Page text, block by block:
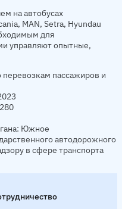
на автобусах
MAN, Setra, Hyundau
для
управляют опытные,
перевозкам пассажиров и
Южное
автодорожного
в сфере транспорта